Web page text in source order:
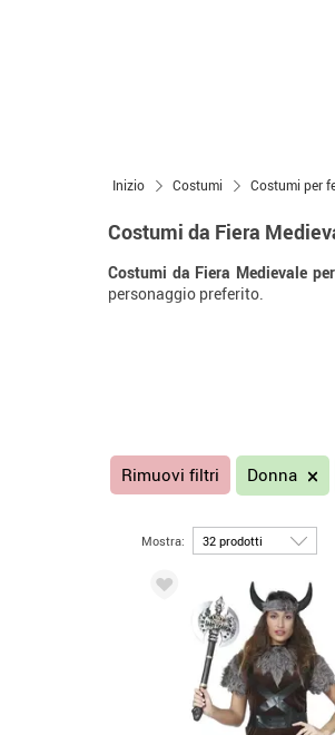
Inizio Costumi Costumi per
Costumi da Fiera
Costumi da Fiera Medievale
personaggio preferito.
Rimuovi filtri Donna
Mostra: